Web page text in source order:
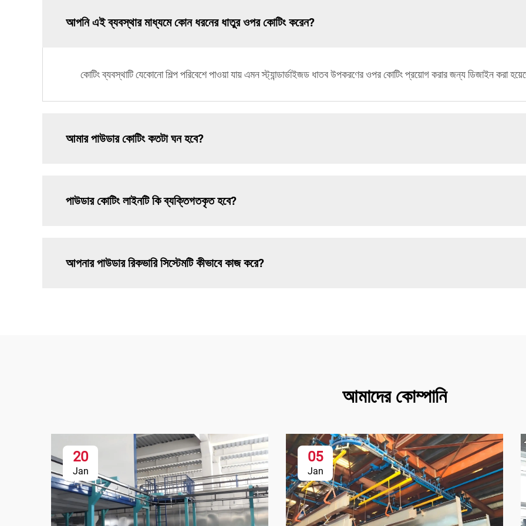
আপনি এই ব্যবস্থার মাধ্যমে কোন ধরনের ধাতুর ওপর কোটিং করেন?
কোটিং ব্যবস্থাটি যেকোনো শিল্প পরিবেশে পাওয়া যায় এমন স্ট্যান্ডার্ডাইজড ধাতব উপকরণের ওপর কোটিং প্রয়োগ করার জন্য ডিজাইন করা
আমার পাউডার কোটিং কতটা ঘন হবে?
পাউডার কোটিং লাইনটি কি ব্যক্তিগতকৃত হবে?
আপনার পাউডার রিকভারি সিস্টেমটি কীভাবে কাজ করে?
আমাদের কোম্পানি
20
Jan
05
Jan